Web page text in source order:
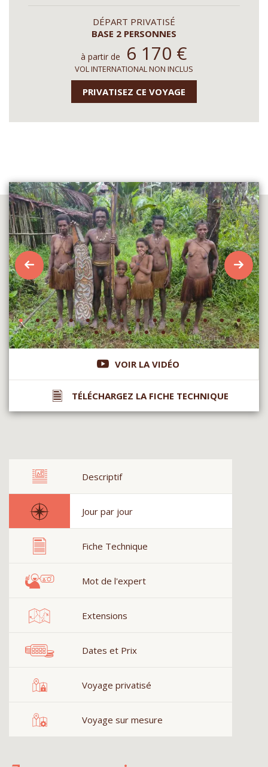
DÉPART PRIVATISÉ
BASE 2 PERSONNES
à partir de 6 170 €
VOL INTERNATIONAL NON INCLUS
PRIVATISEZ CE VOYAGE
VOIR LA VIDÉO
TÉLÉCHARGEZ LA FICHE TECHNIQUE
Descriptif
Jour par jour
Fiche Technique
Mot de l'expert
Extensions
Dates et Prix
Voyage privatisé
Voyage sur mesure